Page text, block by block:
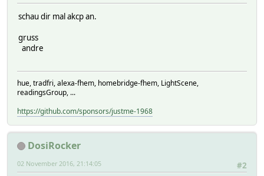
schau dir mal akcp an.
gruss
andre
hue, tradfri, alexa-fhem, homebridge-fhem, LightScene,
readingsGroup, ...
https://github.com/sponsors/justme-1968
DosiRocker
#2
02 November 2016, 21:14:05